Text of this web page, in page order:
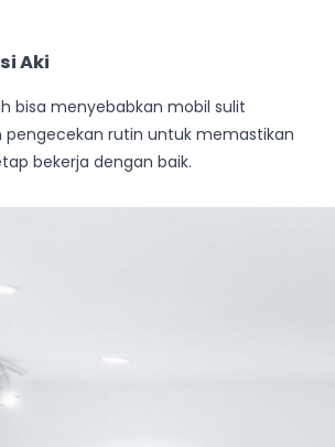
Aki
bisa menyebabkan mobil sulit
pengecekan rutin untuk memastikan
bekerja dengan baik.